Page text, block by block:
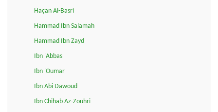
Haçan Al-Basri
Hammad Ibn Salamah
Hammad Ibn Zayd
Ibn 'Abbas
Ibn 'Oumar
Ibn Abi Dawoud
Ibn Chihab Az-Zouhri